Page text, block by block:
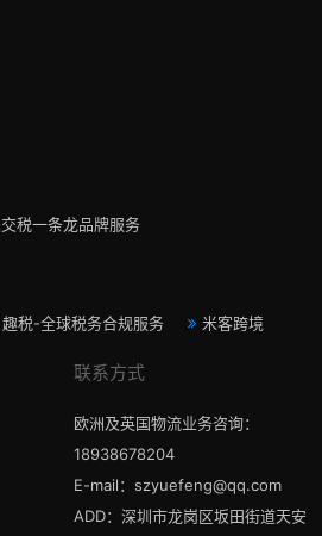
税一条龙品牌服务
趣税-全球税务合规服务 米客跨境
联系方式
欧洲及英国物流业务咨询：
18938678204
E-mail：szyuefeng@qq.com
ADD：深圳市龙岗区坂田街道天安